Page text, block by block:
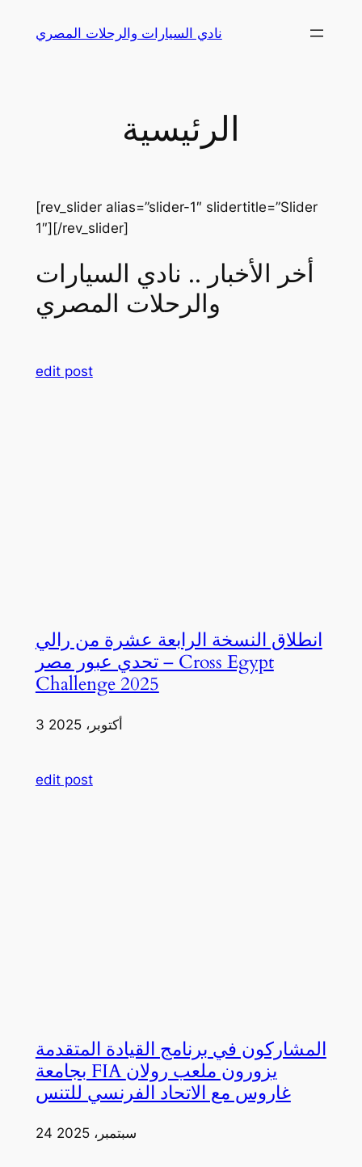
نادي السيارات والرحلات المصري
الرئيسية
[rev_slider alias=”slider-1″ slidertitle=”Slider
1″][/rev_slider]
أخر الأخبار .. نادي السيارات
والرحلات المصري
edit post
انطلاق النسخة الرابعة عشرة من رالي
تحدي عبور مصر – Cross Egypt
Challenge 2025
3 أكتوبر، 2025
edit post
المشاركون في برنامج القيادة المتقدمة
بجامعة FIA يزورون ملعب رولان
غاروس مع الاتحاد الفرنسي للتنس
24 سبتمبر، 2025